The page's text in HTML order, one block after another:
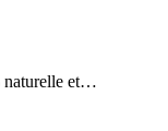
naturelle et…